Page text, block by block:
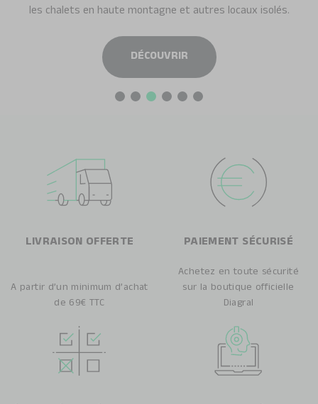
les chalets en haute montagne et autres locaux isolés.
DÉCOUVRIR
LIVRAISON OFFERTE
A partir d’un minimum d’achat
de 69€ TTC
PAIEMENT SÉCURISÉ
Achetez en toute sécurité
sur la boutique officielle
Diagral